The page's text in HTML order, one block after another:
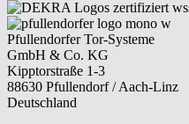
Pfullendorfer Tor-Systeme
GmbH & Co. KG
Kipptorstraße 1-3
88630 Pfullendorf / Aach-Linz
Deutschland